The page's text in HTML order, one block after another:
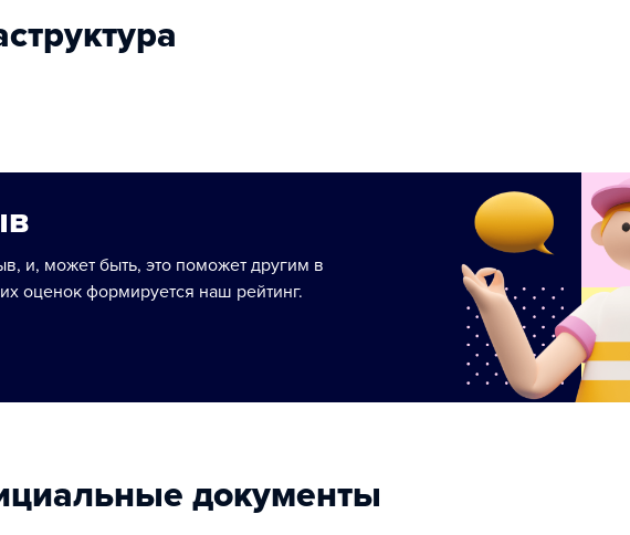
и, может быть, это поможет другим в
оценок формируется наш рейтинг.
документы